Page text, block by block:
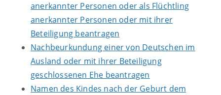
anerkannter Personen oder als Flüchtling
anerkannter Personen oder mit ihrer
Beteiligung beantragen
Nachbeurkundung einer von Deutschen im
Ausland oder mit ihrer Beteiligung
geschlossenen Ehe beantragen
Namen des Kindes nach der Geburt dem